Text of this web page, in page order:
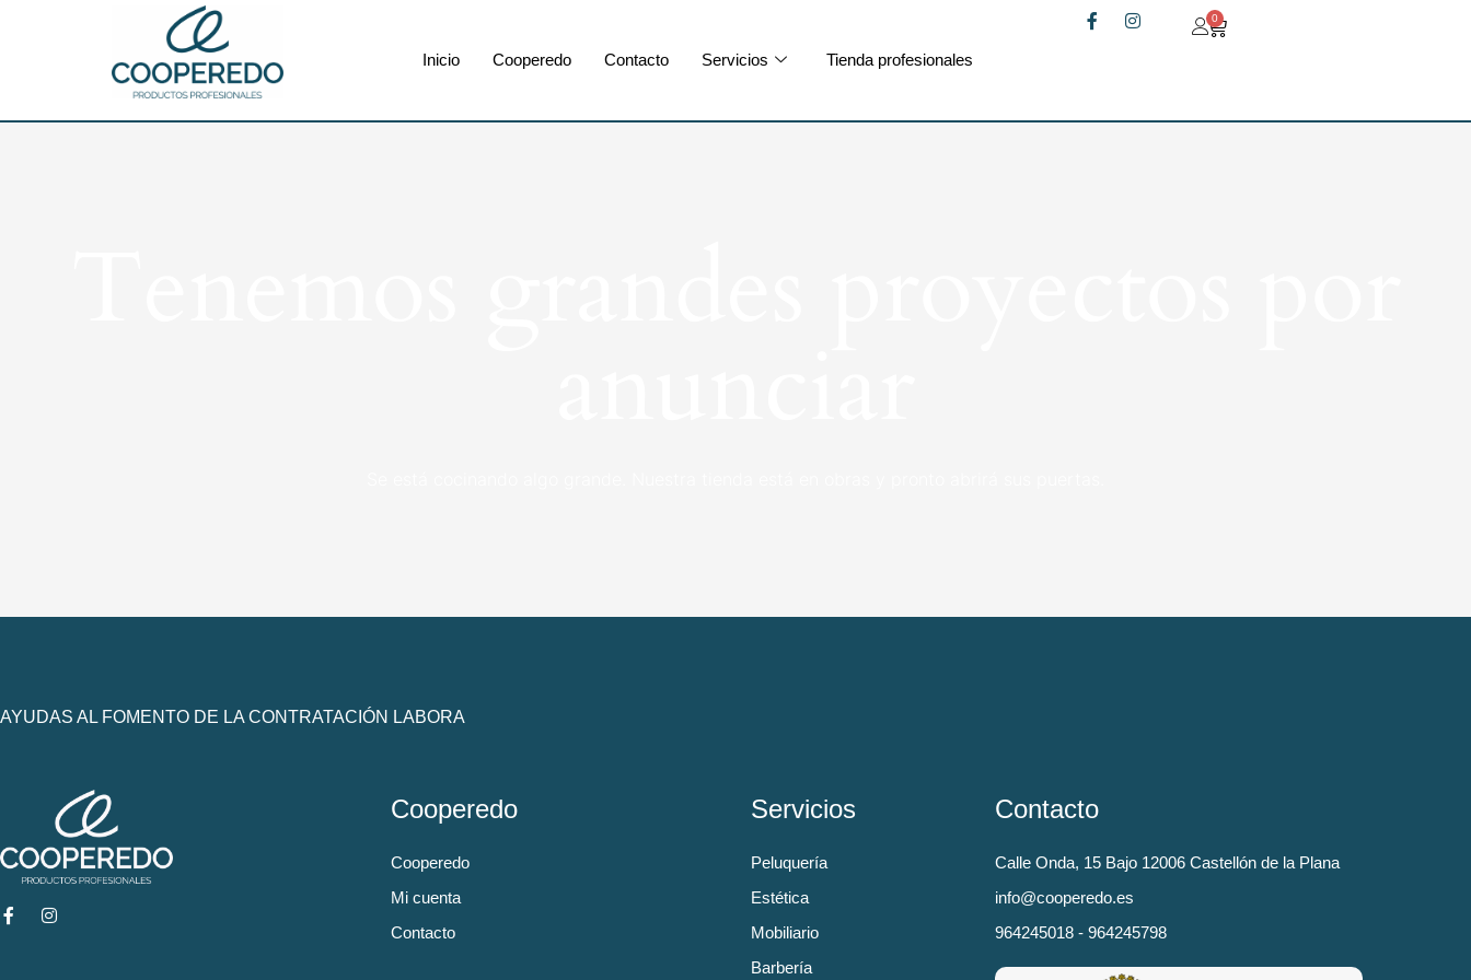
Inicio Cooperedo Contacto Servicios Tienda profesionales
0
AYUDAS AL FOMENTO DE LA CONTRATACIÓN LABORA
Cooperedo
Cooperedo
Mi cuenta
Contacto
Servicios
Peluquería
Estética
Mobiliario
Barbería
Contacto
Calle Onda, 15 Bajo 12006 Castellón de la Plana
info@cooperedo.es
964245018 - 964245798